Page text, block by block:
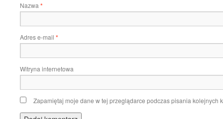
Nazwa *
Adres e-mail *
Witryna internetowa
Zapamiętaj moje dane w tej przeglądarce podczas pisania kolejnych